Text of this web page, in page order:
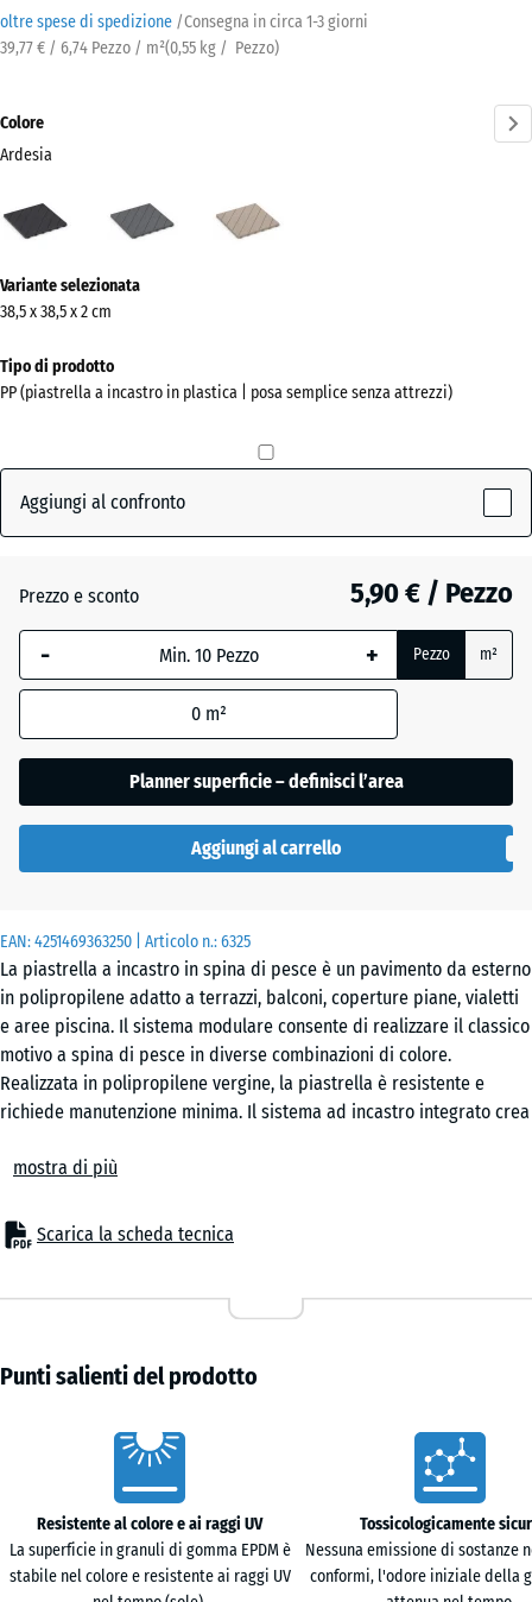
oltre spese di spedizione /Consegna in circa 1-3 giorni
39,77 € / 6,74 Pezzo / m²(0,55 kg / Pezzo)
EAN:4251469363250 | Articolo n.:6325
La piastrella a incastro in spina di pesce è un pavimento da esterno
in polipropilene adatto a terrazzi, balconi, coperture piane, vialetti
e aree piscina. Il sistema modulare consente di realizzare il classico
motivo a spina di pesce in diverse combinazioni di colore.
Realizzata in polipropilene vergine, la piastrella è resistente e
richiede manutenzione minima. Il sistema ad incastro integrato crea
bordature permanenti.
La superficie è adatta ad ambienti frequentati da bambini e animali
domestici. L’acqua piovana defluisce attraverso la struttura aperta,
limita l’accumulo di calore nei mesi estivi.
Le piastrelle a incastro sono prodotte in polipropilene vergine con
caratteristiche meccaniche definite. Non vengono impiegate miscele
stabile a temperature comprese tra −25 °C e +60 °C. La base è
dotata di numerosi piedini di supporto ravvicinati con ampie
superfici di appoggio, che distribuiscono uniformemente i carichi
sul sottofondo e permettono il libero deflusso dell’acqua.
Posa
La posa avviene a secco su un sottofondo portante e livellato. Le
mostra di più
Scarica la scheda tecnica
Colore
Ardesia
(active)
argento
informazioni
sui
colori?
Mostra
Ardesia(active)
argento
Vaniglia
Variante selezionata
38,5 x 38,5 x 2 cm
Tipo di prodotto
PP (piastrella a incastro in plastica | posa semplice senza attrezzi)
Aggiungi al confronto
Prezzo e sconto 5,90 € / Pezzo
- + Pezzo m²
0 m²
Planner superficie – definisci l’area
Aggiungi al carrello
Punti salienti del prodotto
Caratteristiche
Resistente al colore e ai raggi UV
La superficie in granuli di gomma EPDM è
stabile nel colore e resistente ai raggi UV
Tossicologicamente
Nessuna emissione di sostanze
conformi, l'odore iniziale della